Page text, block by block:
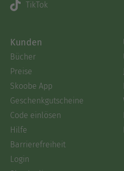
TikTok
Kunden
Bücher
Preise
Skoobe App
Geschenkgutscheine
Code einlösen
Hilfe
Barrierefreiheit
Login